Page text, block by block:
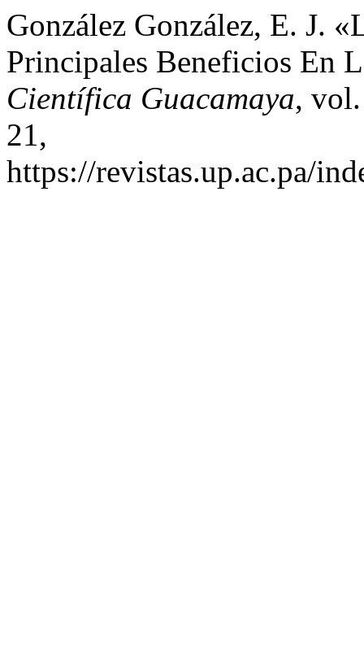
González González, E. J.
Principales Beneficios En
Científica Guacamaya,
21,
https://revistas.up.ac.pa/